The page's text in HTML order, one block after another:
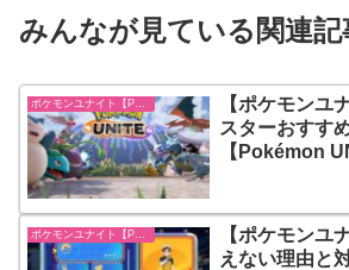
みんなが見ている関連記
ポケモンユナイト【Pokémon UNITE】
【ポケモンユ
スターおすす
【Pokémon
【ポケモンユ
えない理由と